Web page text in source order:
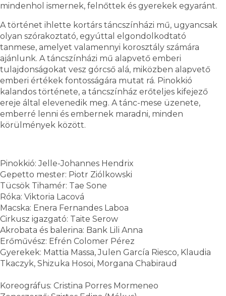
mindenhol ismernek, felnőttek és gyerekek egyaránt.
A történet ihlette kortárs táncszínházi mű, ugyancsak
olyan szórakoztató, egyúttal elgondolkodtató
tanmese, amelyet valamennyi korosztály számára
ajánlunk. A táncszínházi mű alapvető emberi
tulajdonságokat vesz górcső alá, miközben alapvető
emberi értékek fontosságára mutat rá. Pinokkió
kalandos története, a táncszínház erőteljes kifejező
ereje által elevenedik meg. A tánc-mese üzenete,
emberré lenni és embernek maradni, minden
körülmények között.
Pinokkió: Jelle-Johannes Hendrix
Gepetto mester: Piotr Ziólkowski
Tücsök Tihamér: Tae Sone
Róka: Viktoria Lacová
Macska: Enera Fernandes Laboa
Cirkusz igazgató: Taite Serow
Akrobata és balerina: Bank Lili Anna
Erőművész: Efrén Colomer Pérez
Gyerekek: Mattia Massa, Julen García Riesco, Klaudia
Tkaczyk, Shizuka Hosoi, Morgana Chabiraud
Koreográfus: Cristina Porres Mormeneo